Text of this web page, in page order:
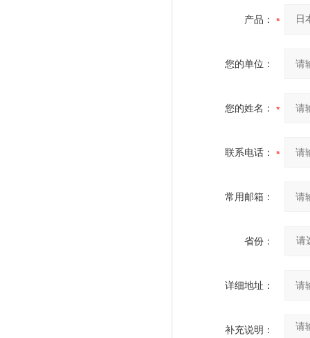
产品：
您的单位：
您的姓名：
联系电话：
常用邮箱：
省份：
详细地址：
补充说明：